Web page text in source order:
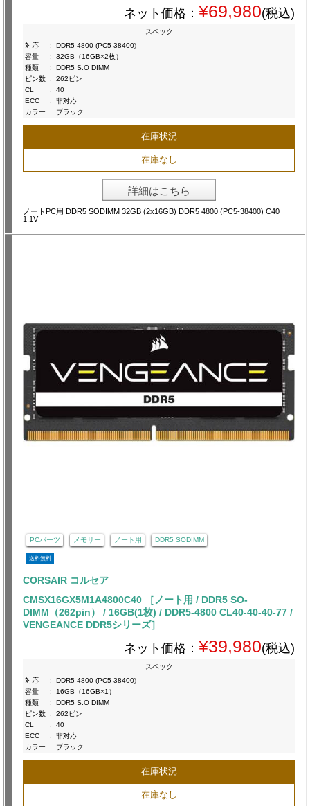
ネット価格： ¥69,980(税込)
スペック
対応
:
DDR5-4800 (PC5-38400)
容量
:
32GB（16GB×2枚）
種類
:
DDR5 S.O DIMM
ピン数 :
262ピン
CL
:
40
ECC
:
非対応
カラー
: ブラック
在庫状況
在庫なし
詳細はこちら
ノートPC用 DDR5 SODIMM 32GB (2x16GB) DDR5 4800 (PC5-38400) C40
1.1V
PCパーツ メモリー ノート用 DDR5 SODIMM
送料無料
CORSAIR コルセア
CMSX16GX5M1A4800C40 ［ノート用 / DDR5 SO-
DIMM（262pin） / 16GB(1枚) / DDR5-4800 CL40-40-40-77 /
VENGEANCE DDR5シリーズ］
ネット価格： ¥39,980(税込)
スペック
対応
:
DDR5-4800 (PC5-38400)
容量
:
16GB（16GB×1）
種類
:
DDR5 S.O DIMM
ピン数 :
262ピン
CL
:
40
ECC
:
非対応
カラー
: ブラック
在庫状況
在庫なし